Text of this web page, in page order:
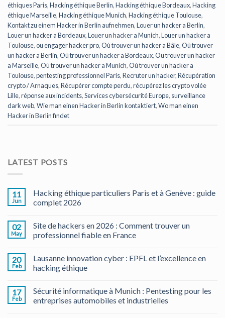
éthiques Paris,Hacking éthique Berlin,Hacking éthique Bordeaux,Hacking
éthique Marseille,Hacking éthique Munich,Hacking éthique Toulouse,
Kontakt zu einem Hacker in Berlin aufnehmen,Louer un hacker a Berlin,
Louer un hacker a Bordeaux,Louer un hacker a Munich,Louer un hacker a
Toulouse,ou engager hacker pro,Où trouver un hacker a Bâle,Où trouver
un hacker a Berlin,Où trouver un hacker a Bordeaux,Ou trouver un hacker
a Marseille,Où trouver un hacker a Munich,Où trouver un hacker a
Toulouse,pentesting professionnel Paris,Recruter un hacker,Récupération
crypto / Arnaques,Récupérer compte perdu,récupérez les crypto volée
Lille,réponse aux incidents,Services cybersécurité Europe, surveillance
dark web,Wie man einen Hacker in Berlin kontaktiert,Wo man einen
Hacker in Berlin findet
LATEST POSTS
11
Jun
Hacking éthique particuliers Paris et à Genève : guide
complet 2026
02
May
Site de hackers en 2026 : Comment trouver un
professionnel fiable en France
20
Feb
Lausanne innovation cyber : EPFL et l’excellence en
hacking éthique
17
Feb
Sécurité informatique à Munich : Pentesting pour les
entreprises automobiles et industrielles